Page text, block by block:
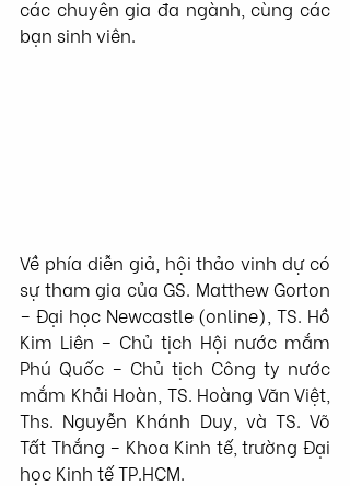
các chuyên gia đa ngành, cùng các
bạn sinh viên.
Về phía diễn giả, hội thảo vinh dự có
sự tham gia của GS. Matthew Gorton
– Đại học Newcastle (online), TS. Hồ
Kim Liên – Chủ tịch Hội nước mắm
Phú Quốc – Chủ tịch Công ty nước
mắm Khải Hoàn, TS. Hoàng Văn Việt,
Ths. Nguyễn Khánh Duy, và TS. Võ
Tất Thắng – Khoa Kinh tế, trường Đại
học Kinh tế TP.HCM.